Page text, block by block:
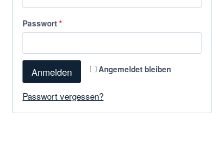
Passwort*
Angemeldet bleiben
Anmelden
Passwort vergessen?